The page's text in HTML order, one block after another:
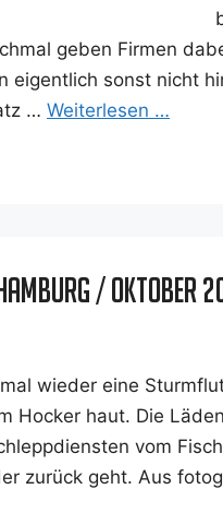
geben Fir­men
eigent­lich sonst nicht
… Wei­ter­le­sen …
/ Oktober
wie­der eine
Hocker haut. Die
vom
zurück geht. Aus